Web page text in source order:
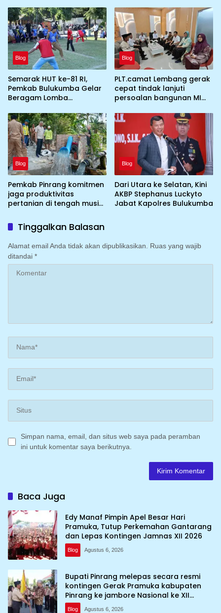
Jamnas XII 2026
Nasional ke XII kebumi
perkemahan Cibubur
Blog
Semarak HUT ke-81 RI,
Pemkab Bulukumba Gelar
Beragam Lomba
Olahraga
Blog
PLT.camat Lembang gerak
cepat tindak lanjuti
persoalan bangunan MI
Blog
Pemkab Pinrang komitmen
jaga produktivitas
pertanian di tengah musim
mengoptimalkan program
Irigasi perpompaan
Blog
Dari Utara ke Selatan, Kini
AKBP Stephanus Luckyto
Jabat Kapolres Bulukumba
Tinggalkan Balasan
Alamat email Anda tidak akan dipublikasikan.
Ruas yang wajib
ditandai *
Simpan nama, email, dan situs web saya pada peramban
ini untuk komentar saya berikutnya.
Baca Juga
Edy Manaf Pimpin Apel Besar Hari
Pramuka, Tutup Perkemahan Gantarang
dan Lepas Kontingen Jamnas XII 2026
Blog Agustus 6, 2026
Bupati Pinrang melepas secara resmi
kontingen Gerak Pramuka kabupaten
Pinrang ke jambore Nasional ke XII
kebumi perkemahan Cibubur
Blog Agustus 6, 2026